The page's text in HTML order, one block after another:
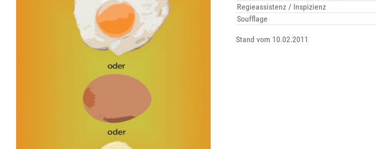
Regieassistenz / Inspizienz
Soufflage
Stand vom 10.02.2011